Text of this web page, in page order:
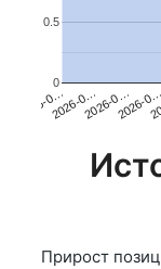
2026-0…2026-0…2026-0…2026-
0
0.5
Прирост